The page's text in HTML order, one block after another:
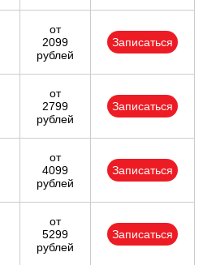
от
2099
рублей
Записаться
от
2799
рублей
Записаться
от
4099
рублей
Записаться
от
5299
рублей
Записаться